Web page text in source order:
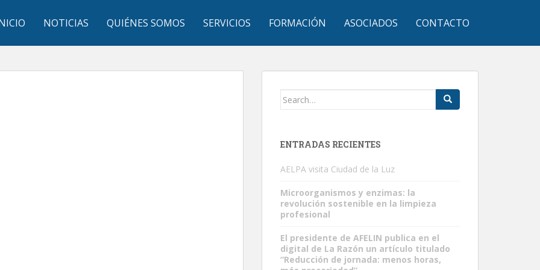
NOTICIAS QUIÉNES SOMOS SERVICIOS FORMACIÓN ASOCIADOS CONTACTO
Search
ENTRADAS RECIENTES
AELPA visita Ciudad de la Luz
Microorganismos y enzimas: la
revolución sostenible en la limpieza
profesional
El presidente de AFELIN publica en el
digital de La Razón un artículo titulado
“Reducción de jornada: menos horas,